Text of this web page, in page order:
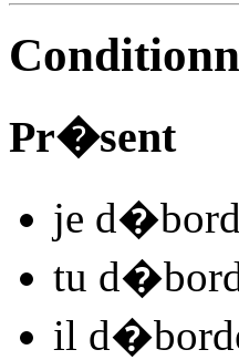
Pr�sent
je d�bord
tu
il d�bord